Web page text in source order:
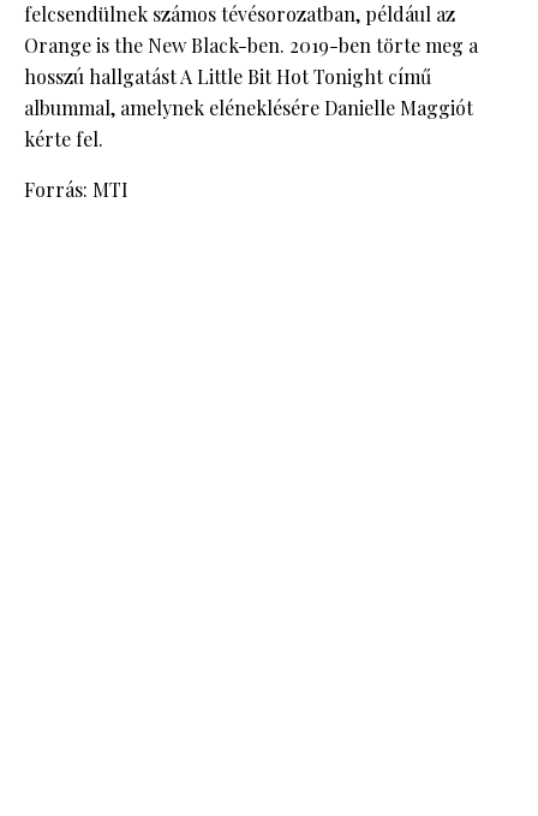
felcsendülnek számos tévésorozatban, például az
Orange is the New Black-ben. 2019-ben törte meg a
hosszú hallgatást A Little Bit Hot Tonight című
albummal, amelynek eléneklésére Danielle Maggiót
kérte fel.
Forrás: MTI